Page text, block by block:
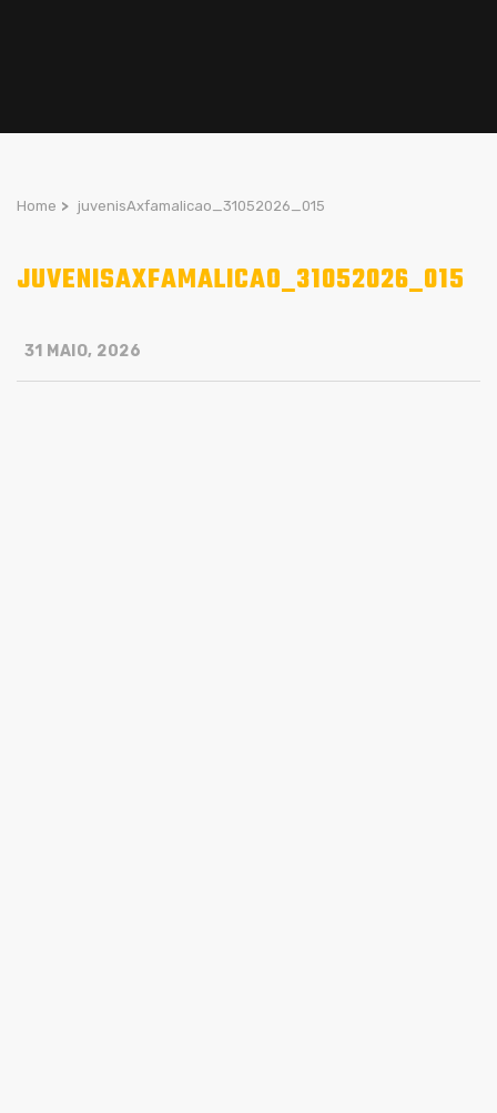
Home > juvenisAxfamalicao_31052026_015
JUVENISAXFAMALICAO_31052026_015
31 MAIO, 2026